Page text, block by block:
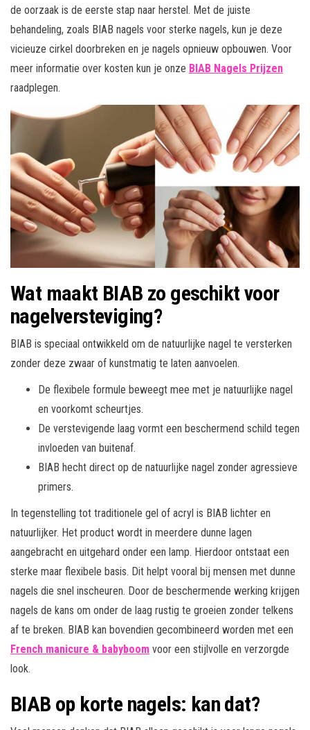
de oorzaak is de eerste stap naar herstel. Met de juiste
behandeling, zoals BIAB nagels voor sterke nagels, kun je deze
vicieuze cirkel doorbreken en je nagels opnieuw opbouwen. Voor
meer informatie over kosten kun je onze BIAB Nagels Prijzen
raadplegen.
Wat maakt BIAB zo geschikt voor
nagelversteviging?
BIAB is speciaal ontwikkeld om de natuurlijke nagel te versterken
zonder deze zwaar of kunstmatig te laten aanvoelen.
De flexibele formule beweegt mee met je natuurlijke nagel
en voorkomt scheurtjes.
De verstevigende laag vormt een beschermend schild tegen
invloeden van buitenaf.
BIAB hecht direct op de natuurlijke nagel zonder agressieve
primers.
In tegenstelling tot traditionele gel of acryl is BIAB lichter en
natuurlijker. Het product wordt in meerdere dunne lagen
aangebracht en uitgehard onder een lamp. Hierdoor ontstaat een
sterke maar flexibele basis. Dit helpt vooral bij mensen met dunne
nagels die snel inscheuren. Door de beschermende werking krijgen
nagels de kans om onder de laag rustig te groeien zonder telkens
af te breken. BIAB kan bovendien gecombineerd worden met een
French manicure & babyboom voor een stijlvolle en verzorgde
look.
BIAB op korte nagels: kan dat?